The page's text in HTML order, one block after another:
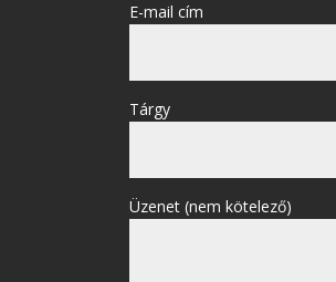
E-mail cím
Tárgy
Üzenet (nem kötelező)